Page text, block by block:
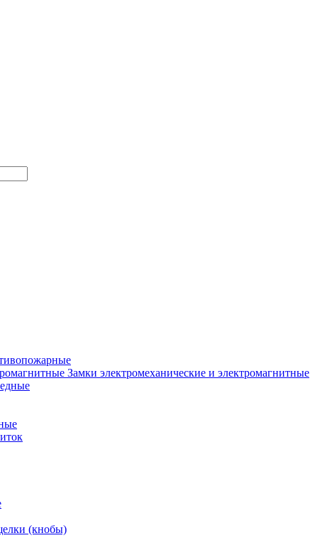
Замки электромеханические и электромагнитные
(кнобы)